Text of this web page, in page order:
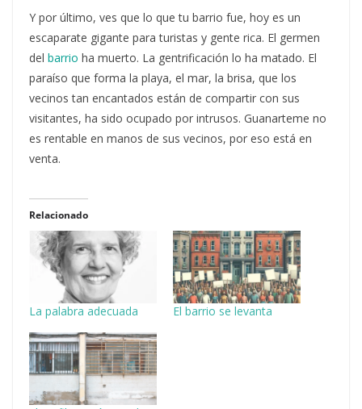
Y por último, ves que lo que tu barrio fue, hoy es un
escaparate gigante para turistas y gente rica. El germen
del barrio ha muerto. La gentrificación lo ha matado. El
paraíso que forma la playa, el mar, la brisa, que los
vecinos tan encantados están de compartir con sus
visitantes, ha sido ocupado por intrusos. Guanarteme no
es rentable en manos de sus vecinos, por eso está en
venta.
Relacionado
La palabra adecuada El barrio se levanta